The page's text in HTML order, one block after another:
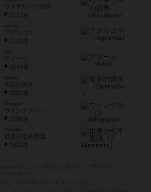
ワイナリーの四季
2273名
Agricola
アグリコラ
2120名
Azul
アズール
2034名
宝石の煌き
2031名
Wingspan
ウイングスパン
2006名
7 Wonders
世界の七不思議
1920名